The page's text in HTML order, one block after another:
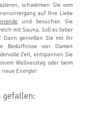
schwärmen Sie vom
auf Ihre Liebe
und besuchen Sie
mit Sauna. Soll es lieber
Dann genießen Sie mit ihr
von Damen
Zeit, entspannen Sie
Wellnesstag oder beim
neue Energie!
gefallen: